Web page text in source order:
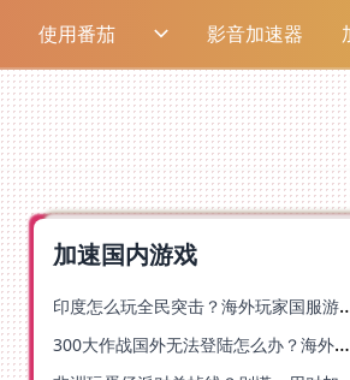
使用番茄 影音加速器
加速国内游戏
印度怎么玩全民突击？海外玩家国服游
300大作战国外无法登陆怎么办？海外玩家国服畅玩终极指南（附实测推荐）